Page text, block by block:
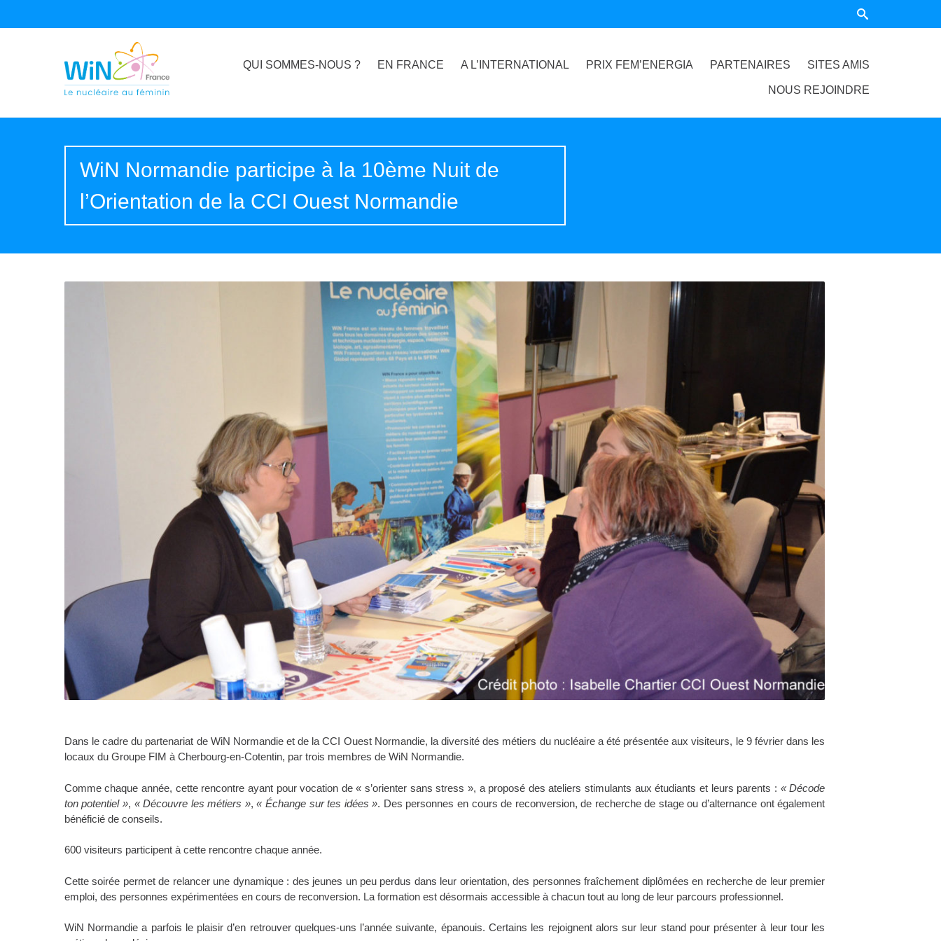
QUI SOMMES-NOUS ? EN FRANCE A L’INTERNATIONAL PRIX FEM’ENERGIA PARTENAIRES SITES AMIS
NOUS REJOINDRE
WiN Normandie participe à la 10ème Nuit de
l’Orientation de la CCI Ouest Normandie
Dans le cadre du partenariat de WiN Normandie et de la CCI Ouest Normandie, la diversité des métiers du nucléaire a été présentée aux visiteurs, le 9 février dans les
locaux du Groupe FIM à Cherbourg-en-Cotentin, par trois membres de WiN Normandie.
Comme chaque année, cette rencontre ayant pour vocation de « s’orienter sans stress », a proposé des ateliers stimulants aux étudiants et leurs parents : « Décode
ton potentiel », « Découvre les métiers »,« Échange sur tes idées ». Des personnes en cours de reconversion, de recherche de stage ou d’alternance ont également
bénéficié de conseils.
600 visiteurs participent à cette rencontre chaque année.
Cette soirée permet de relancer une dynamique : des jeunes un peu perdus dans leur orientation, des personnes fraîchement diplômées en recherche de leur premier
emploi, des personnes expérimentées en cours de reconversion. La formation est désormais accessible à chacun tout au long de leur parcours professionnel.
WiN Normandie a parfois le plaisir d’en retrouver quelques-uns l’année suivante, épanouis. Certains les rejoignent alors sur leur stand pour présenter à leur tour les